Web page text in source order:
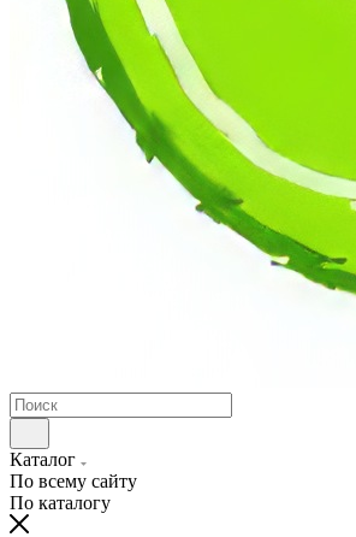
Каталог
По всему сайту
По каталогу